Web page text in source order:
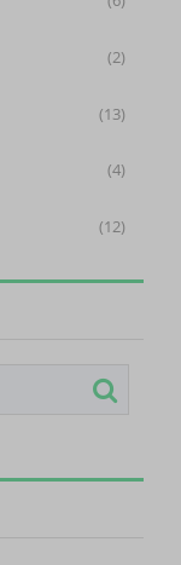
(2)
(13)
(4)
(12)